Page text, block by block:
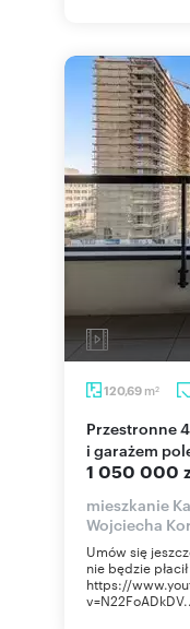
120,69 m2
Przestronne 4-pokojowe 120m2 z loggiami
i garażem
1 050 000
mieszkanie
Wojciecha
Umów się
nie będzie
https://